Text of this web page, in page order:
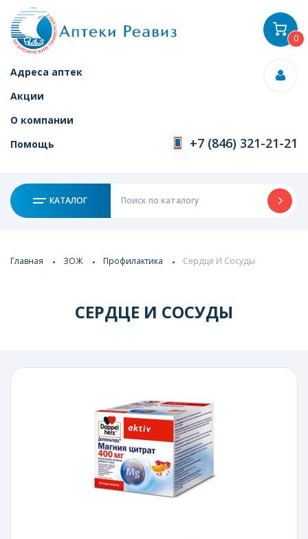
Адреса аптек
Акции
О компании
Помощь
+7 (846) 321-21-21
КАТАЛОГ
0
Главная ЗОЖ Профилактика Сердце И Сосуды
СЕРДЦЕ И СОСУДЫ